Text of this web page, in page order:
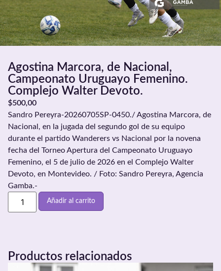
Agostina Marcora, de Nacional,
Campeonato Uruguayo Femenino.
Complejo Walter Devoto.
$500,00
Sandro Pereyra-20260705SP-0450./ Agostina Marcora, de
Nacional, en la jugada del segundo gol de su equipo
durante el partido Wanderers vs Nacional por la novena
fecha del Torneo Apertura del Campeonato Uruguayo
Femenino, el 5 de julio de 2026 en el Complejo Walter
Devoto, en Montevideo. / Foto: Sandro Pereyra, Agencia
Gamba.-
Añadir al carrito
Productos relacionados